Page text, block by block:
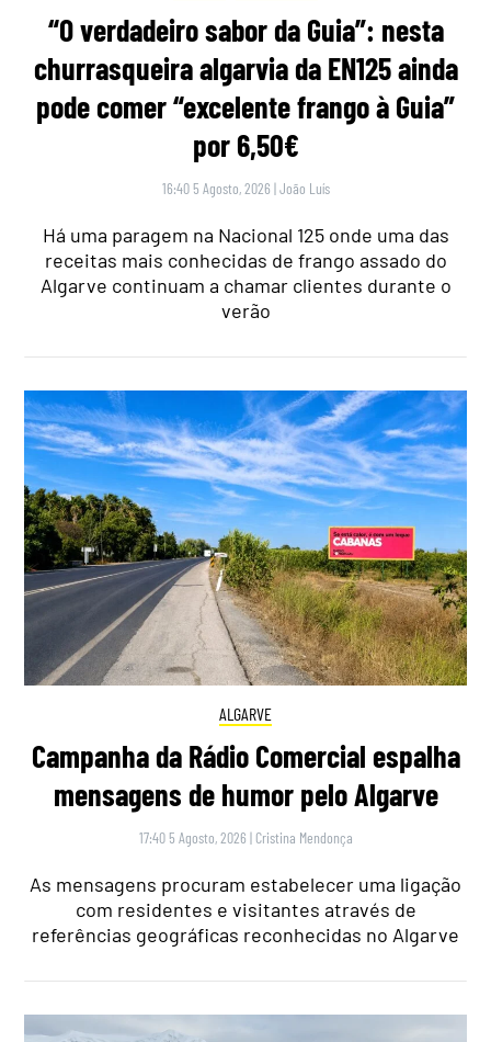
“O verdadeiro sabor da Guia”: nesta
churrasqueira algarvia da EN125 ainda
pode comer “excelente frango à Guia”
por 6,50€
16:40 5 Agosto, 2026 |João Luís
Há uma paragem na Nacional 125 onde uma das
receitas mais conhecidas de frango assado do
Algarve continuam a chamar clientes durante o
verão
ALGARVE
Campanha da Rádio Comercial espalha
mensagens de humor pelo Algarve
17:40 5 Agosto, 2026 | Cristina Mendonça
As mensagens procuram estabelecer uma ligação
com residentes e visitantes através de
referências geográficas reconhecidas no Algarve